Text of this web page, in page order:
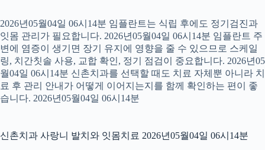
2026년05월04일 06시14분 임플란트는 식립 후에도 정기검진과
잇몸 관리가 필요합니다. 2026년05월04일 06시14분 임플란트 주
변에 염증이 생기면 장기 유지에 영향을 줄 수 있으므로 스케일
링, 치간칫솔 사용, 교합 확인, 정기 점검이 중요합니다. 2026년05
월04일 06시14분 신촌치과를 선택할 때도 치료 자체뿐 아니라 치
료 후 관리 안내가 어떻게 이어지는지를 함께 확인하는 편이 좋
습니다. 2026년05월04일 06시14분
신촌치과 사랑니 발치와 잇몸치료 2026년05월04일 06시14분